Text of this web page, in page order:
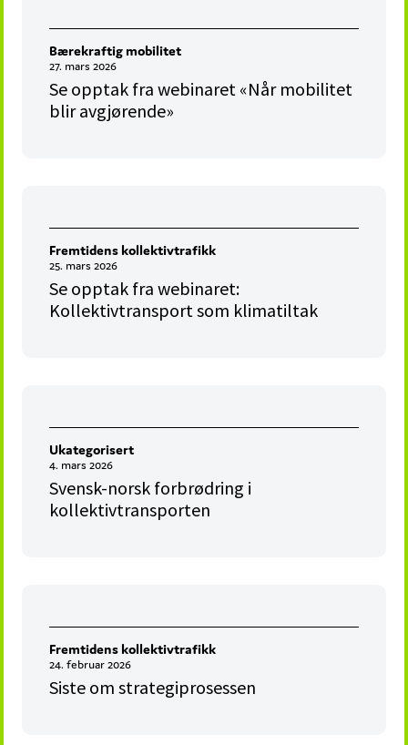
Bærekraftig mobilitet
27. mars 2026
Se opptak fra webinaret «Når mobilitet
blir avgjørende»
Fremtidens kollektivtrafikk
25. mars 2026
Se opptak fra webinaret:
Kollektivtransport som klimatiltak
Ukategorisert
4. mars 2026
Svensk-norsk forbrødring i
kollektivtransporten
Fremtidens kollektivtrafikk
24. februar 2026
Siste om strategiprosessen